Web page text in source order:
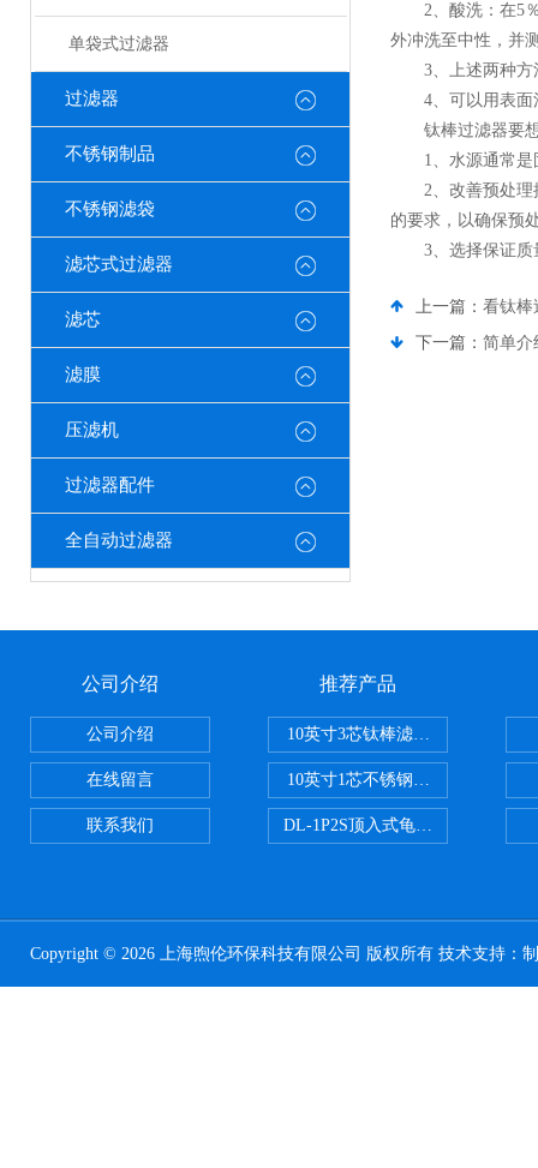
单袋式过滤器
过滤器
不锈钢制品
不锈钢滤袋
滤芯式过滤器
滤芯
滤膜
压滤机
过滤器配件
全自动过滤器
2、酸洗：在5％
外冲洗至中性，并
3、上述两种方法
4、可以用表面活
钛棒过滤器要想
1、水源通常是
2、改善预处理操
的要求，以确保预
3、选择保证质量
上一篇： 看钛棒
下一篇： 简单介
公司介绍
公司介绍
在线留言
联系我们
推荐产品
10英寸3芯钛棒滤芯过滤器
10英寸1芯不锈钢钛棒过滤器
DL-1P2S顶入式龟背过滤器
Copyright © 2026 上海煦伦环保科技有限公司 版权所有 技术支持：